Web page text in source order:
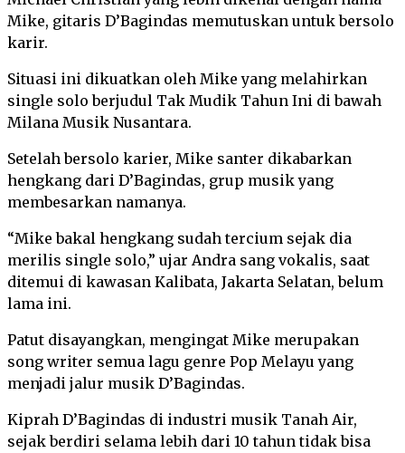
Mike, gitaris D’Bagindas memutuskan untuk bersolo
karir.
Situasi ini dikuatkan oleh Mike yang melahirkan
single solo berjudul Tak Mudik Tahun Ini di bawah
Milana Musik Nusantara.
Setelah bersolo karier, Mike santer dikabarkan
hengkang dari D’Bagindas, grup musik yang
membesarkan namanya.
“Mike bakal hengkang sudah tercium sejak dia
merilis single solo,” ujar Andra sang vokalis, saat
ditemui di kawasan Kalibata, Jakarta Selatan, belum
lama ini.
Patut disayangkan, mengingat Mike merupakan
song writer semua lagu genre Pop Melayu yang
menjadi jalur musik D’Bagindas.
Kiprah D’Bagindas di industri musik Tanah Air,
sejak berdiri selama lebih dari 10 tahun tidak bisa